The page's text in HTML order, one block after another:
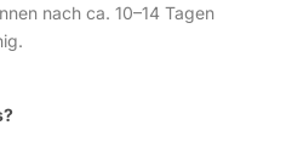
nach ca. 10–14 Tagen